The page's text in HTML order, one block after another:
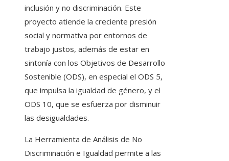
inclusión y no discriminación. Este
proyecto atiende la creciente presión
social y normativa por entornos de
trabajo justos, además de estar en
sintonía con los Objetivos de Desarrollo
Sostenible (ODS), en especial el ODS 5,
que impulsa la igualdad de género, y el
ODS 10, que se esfuerza por disminuir
las desigualdades.
La Herramienta de Análisis de No
Discriminación e Igualdad permite a las